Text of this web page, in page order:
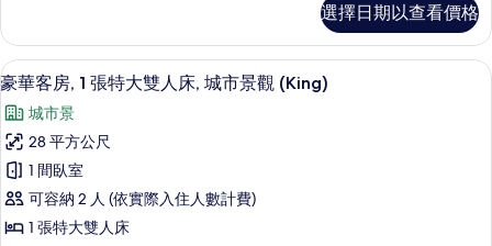
片
客
房
的
情
選擇日期以查看價格
顯
示
豪
華
客
房,
11
豪華客房, 1 張特大雙人床, 城市景觀 (King)
城市景
28 平方公尺
1 間臥室
可容納 2 人 (依實際入住人數計費)
1 張特大雙人床